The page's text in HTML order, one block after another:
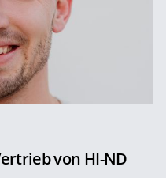
von HI-ND